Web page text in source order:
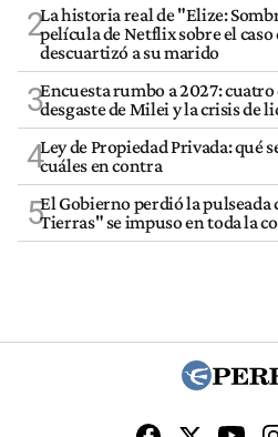
2La historia real de "Elize:
película de Netflix sobre el caso
descuartizó a su marido
3Encuesta rumbo a 2027:
desgaste de Milei y la crisis de
4Ley de Propiedad Privada: qué
cuáles en contra
5El Gobierno perdió la pulseada
Tierras" se impuso en toda la